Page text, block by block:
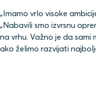
„Imamo vrlo visoke
„Nabavili smo izvrsnu
na vrhu. Važno je da sami
ako želimo razvijati